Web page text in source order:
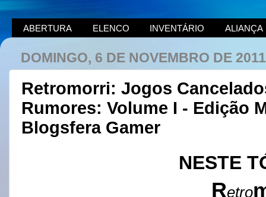
ABERTURA ELENCO INVENTÁRIO ALIANÇA
DOMINGO, 6 DE NOVEMBRO DE 2011
Retromorri: Jogos
Rumores: Volume I - Edição
Blogsfera Gamer
NESTE
Retro